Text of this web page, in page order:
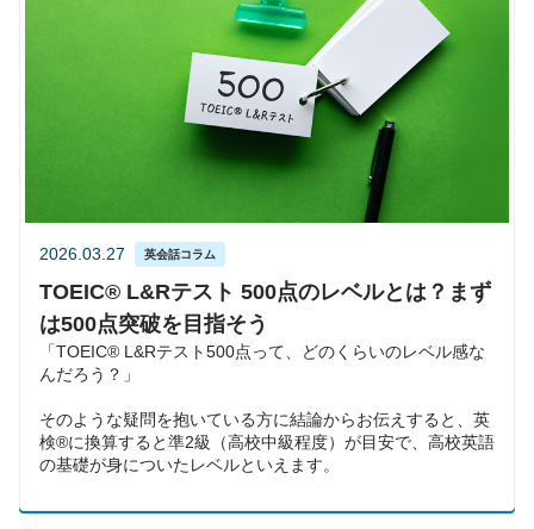
2026.03.27 英会話コラム
TOEIC® L&Rテスト 500点のレベルとは？まず
は500点突破を目指そう
「TOEIC® L&Rテスト500点って、どのくらいのレベル感な
んだろう？」
そのような疑問を抱いている方に結論からお伝えすると、英
検®に換算すると準2級（高校中級程度）が目安で、高校英語
の基礎が身についたレベルといえます。